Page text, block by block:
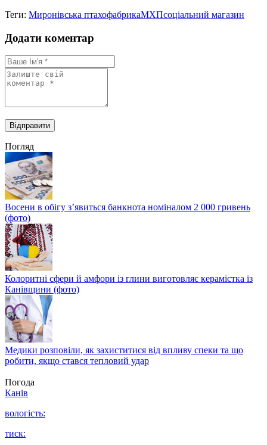
Теги: Миронівська птахофабрикаМХПсоціальний магазин
Додати коментар
Погляд
Восени в обігу з’явиться банкнота номіналом 2 000 гривень
(фото)
Колоритні сфери й амфори із глини виготовляє керамістка із
Канівщини (фото)
Медики розповіли, як захиститися від впливу спеки та що
робити, якщо стався тепловий удар
Погода
Канів
вологість:
тиск: